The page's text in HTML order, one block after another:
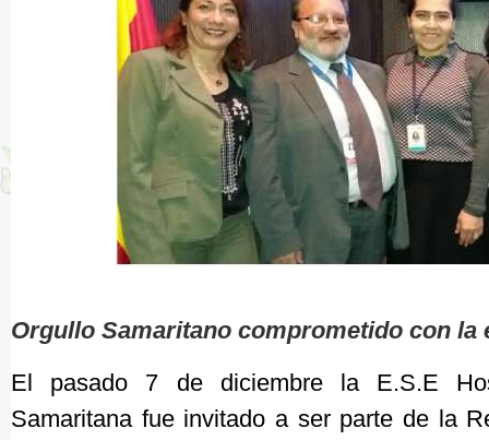
Orgullo Samaritano comprometido con la
El pasado 7 de diciembre la E.S.E
Samaritana fue invitado a ser parte de la